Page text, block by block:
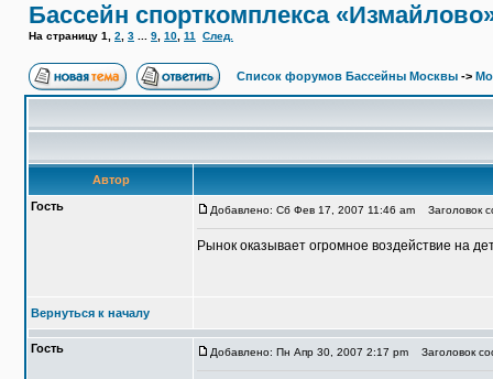
Бассейн спорткомплекса
На страницу 1 2 3 9 10 11 След.
Список форумов Бассейны Москвы ->
Автор
Гость
Добавлено: Сб Фев 17, 2007 11:46 am Заголовок
Рынок оказывает огромное воздействие на
Вернуться к началу
Гость Добавлено: Пн Апр 30, 2007 2:17 pm Заголовок